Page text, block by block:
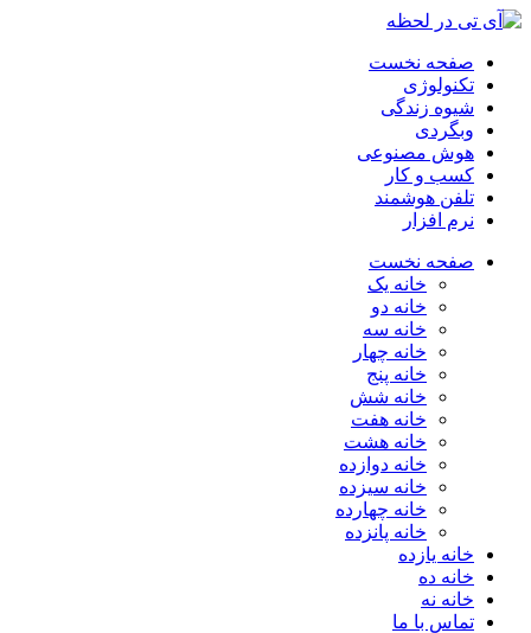
صفحه نخست
تکنولوژی
شیوه زندگی
وبگردی
هوش مصنوعی
کسب و کار
تلفن هوشمند
نرم افزار
صفحه نخست
خانه یک
خانه دو
خانه سه
خانه چهار
خانه پنج
خانه شش
خانه هفت
خانه هشت
خانه دوازده
خانه سیزده
خانه چهارده
خانه پانزده
خانه یازده
خانه ده
خانه نه
تماس با ما